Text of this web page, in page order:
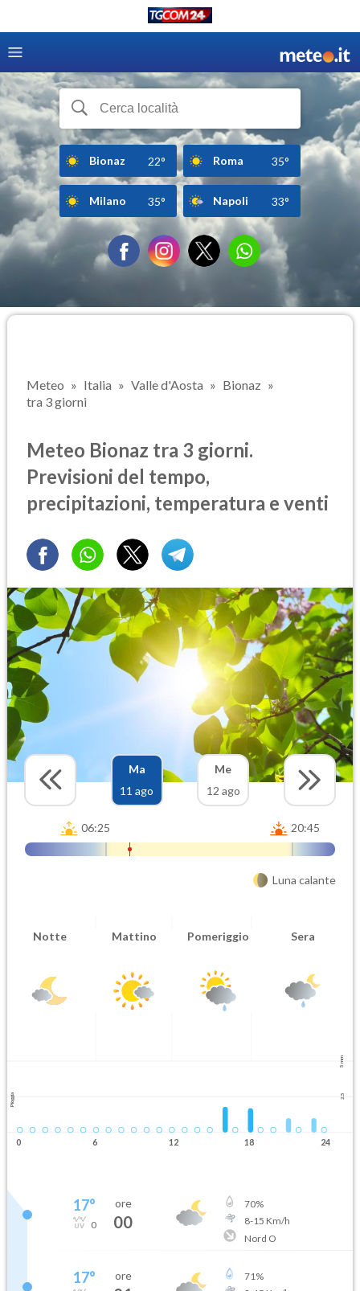
Bionaz 22° Roma 35°
Milano 35° Napoli 33°
Meteo Italia Valle d'Aosta
Bionaz
tra 3 giorni
Meteo Bionaz tra 3 giorni.
Previsioni del tempo,
precipitazioni, temperatura e venti
Ma
11 ago
Me
12 ago
06:25 20:45
Luna calante
Notte Mattino Pomeriggio Sera
5 mm
2.5
Pioggia
0 6 12 18 24
17°
0
ore
00
70%
8-15 Km/h
Nord O
17° ore 71%